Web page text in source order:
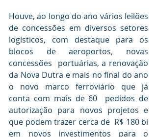
Houve, ao longo do ano vários leilões
de concessões em diversos setores
logísticos, com destaque para os
blocos de aeroportos, novas
concessões  portuárias, a renovação
da Nova Dutra e mais no final do ano
o novo marco ferroviário que já
conta com mais de 60  pedidos de
autorização para novos projetos e
que podem trazer cerca de  R$ 180 bi
em novos investimentos para o